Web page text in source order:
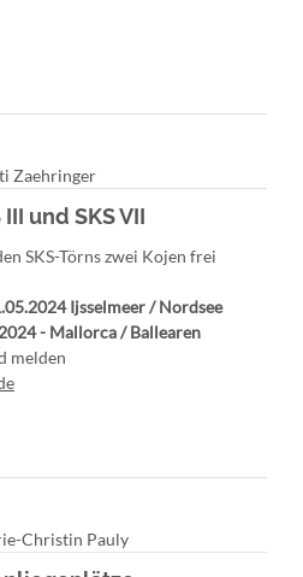
Zaehringer
und SKS VII
SKS-Törns zwei Kojen frei
Ijsselmeer / Nordsee
- Mallorca / Ballearen
melden
Christin Pauly